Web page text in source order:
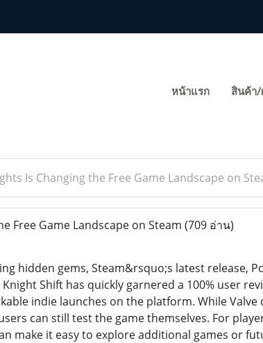
หน้าแรก สินค้า
Is Changing the Free Game Landscape on
Free Game Landscape on Steam (709 อ่าน)
hidden gems, Steam&rsquo;s latest release,
Shift has quickly garnered a 100% user
indie launches on the platform. While
can still test the game themselves. For
make it easy to explore additional games or